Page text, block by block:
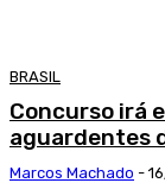
BRASIL
Concurso irá
aguardentes
Marcos Machado -